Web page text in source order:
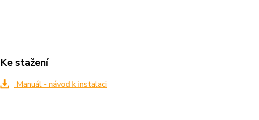
Ke stažení
Manuál - návod k instalaci